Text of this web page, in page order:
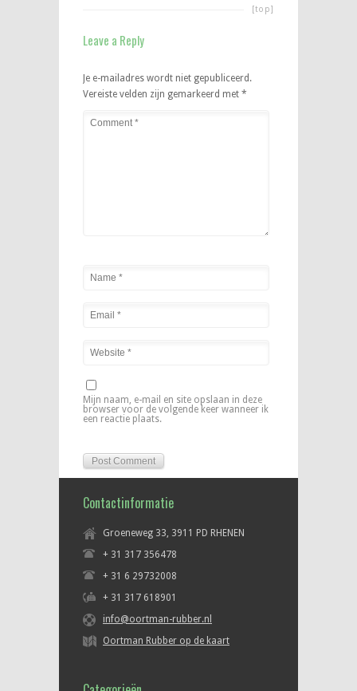
[top]
Leave a Reply
Je e-mailadres wordt niet gepubliceerd.
Vereiste velden zijn gemarkeerd met *
Mijn naam, e-mail en site opslaan in deze
browser voor de volgende keer wanneer ik
een reactie plaats.
Contactinformatie
Groeneweg 33, 3911 PD RHENEN
+ 31 317 356478
+ 31 6 29732008
+ 31 317 618901
info@oortman-rubber.nl
Oortman Rubber op de kaart